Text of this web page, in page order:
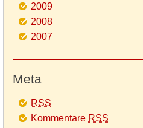
2009
2008
2007
Meta
RSS
Kommentare RSS